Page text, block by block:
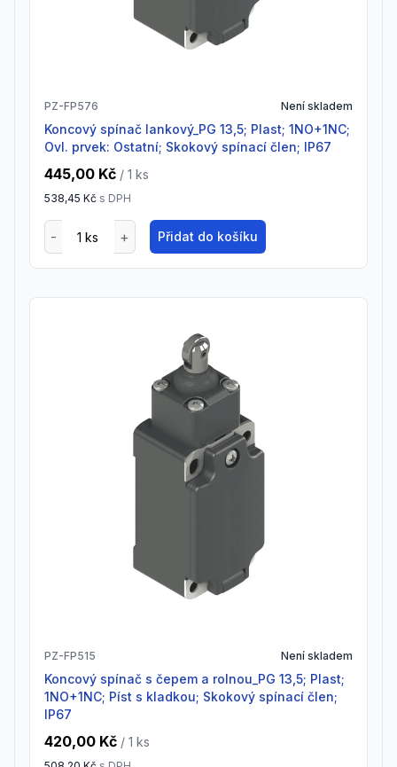
PZ-FP576 Není skladem
Koncový spínač lankový_PG 13,5; Plast; 1NO+1NC;
Ovl. prvek: Ostatní; Skokový spínací člen; IP67
445,00 Kč / 1 ks
538,45 Kč s DPH
Přidat do košíku
PZ-FP515 Není skladem
Koncový spínač s čepem a rolnou_PG 13,5; Plast;
1NO+1NC; Píst s kladkou; Skokový spínací člen;
IP67
420,00 Kč / 1 ks